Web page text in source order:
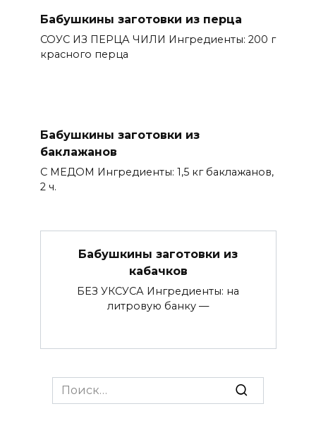
Бабушкины заготовки из перца
СОУС ИЗ ПEРЦА ЧИЛИ Ингредиенты: 200 г
красного перца
Бабушкины заготовки из
баклажанов
С МEДОМ Ингредиенты: 1,5 кг баклажанов,
2 ч.
Бабушкины заготовки из
кабачков
БEЗ УКСУСА Ингредиенты: на
литровую банку —
Search
for: